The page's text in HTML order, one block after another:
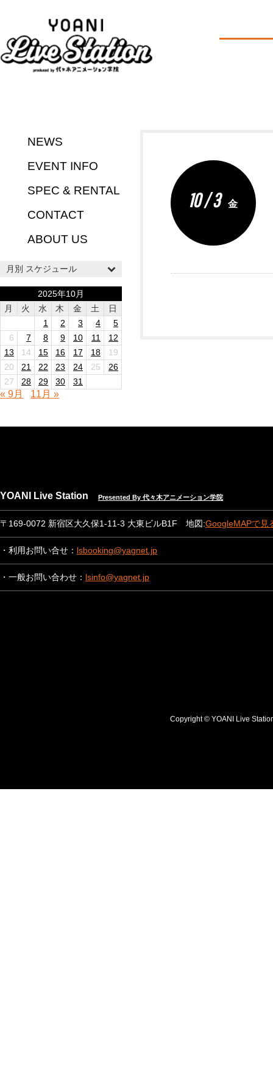
NEWS
EVENT INFO
SPEC & RENTAL
CONTACT
ABOUT US
月別 スケジュール
2025年10月
月
火 水 木 金 土
日
1
2 3 4
5
6
7 8 9 10 11
12
13
14 15 16 17 18
19
20
21 22 23 24 25
26
27
28 29 30 31
« 9月 11月 »
10 / 3 金
YOANI Live Station Presented By 代々木アニメーション学院
〒169-0072 新宿区大久保1-11-3 大東ビルB1F 地図:GoogleMAPで見
・利用お問い合せ： lsbooking@yagnet.jp
・一般お問い合わせ： lsinfo@yagnet.jp
Copyright © YOANI Live